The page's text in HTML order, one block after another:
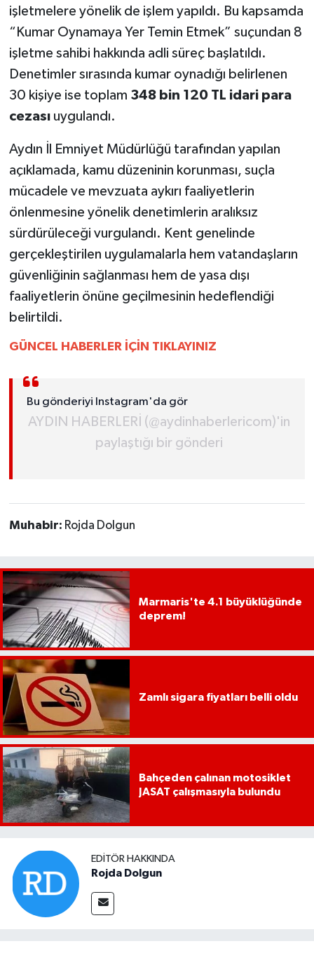
işletmelere yönelik de işlem yapıldı. Bu kapsamda
“Kumar Oynamaya Yer Temin Etmek” suçundan 8
işletme sahibi hakkında adli süreç başlatıldı.
Denetimler sırasında kumar oynadığı belirlenen
30 kişiye ise toplam 348 bin 120 TL idari para
cezasıuygulandı.
Aydın İl Emniyet Müdürlüğü tarafından yapılan
açıklamada, kamu düzeninin korunması, suçla
mücadele ve mevzuata aykırı faaliyetlerin
önlenmesine yönelik denetimlerin aralıksız
sürdürüleceği vurgulandı. Kent genelinde
gerçekleştirilen uygulamalarla hem vatandaşların
güvenliğinin sağlanması hem de yasa dışı
faaliyetlerin önüne geçilmesinin hedeflendiği
belirtildi.
GÜNCEL HABERLER İÇİN TIKLAYINIZ
Bu gönderiyi Instagram'da gör
AYDIN HABERLERİ (@aydinhaberlericom)'in
paylaştığı bir gönderi
Muhabir: Rojda Dolgun
Marmaris'te 4.1 büyüklüğünde
deprem!
Zamlı sigara fiyatları belli oldu
Bahçeden çalınan motosiklet
JASAT çalışmasıyla bulundu
EDITÖR HAKKINDA
Rojda Dolgun